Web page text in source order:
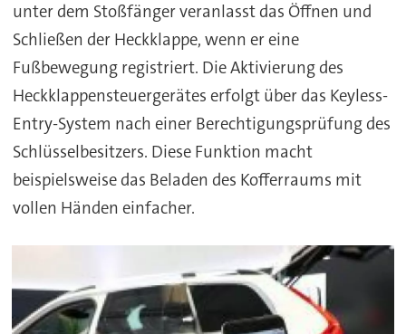
unter dem Stoßfänger veranlasst das Öffnen und
Schließen der Heckklappe, wenn er eine
Fußbewegung registriert. Die Aktivierung des
Heckklappensteuergerätes erfolgt über das Keyless-
Entry-System nach einer Berechtigungsprüfung des
Schlüsselbesitzers. Diese Funktion macht
beispielsweise das Beladen des Kofferraums mit
vollen Händen einfacher.